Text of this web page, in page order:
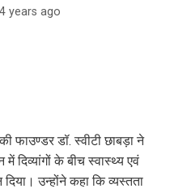
4 years ago
डॉ. स्वीटी छाबड़ा ने
दिव्यांगों के बीच स्वास्थ्य एवं
दिया। उन्होंने कहा कि व्यस्तता